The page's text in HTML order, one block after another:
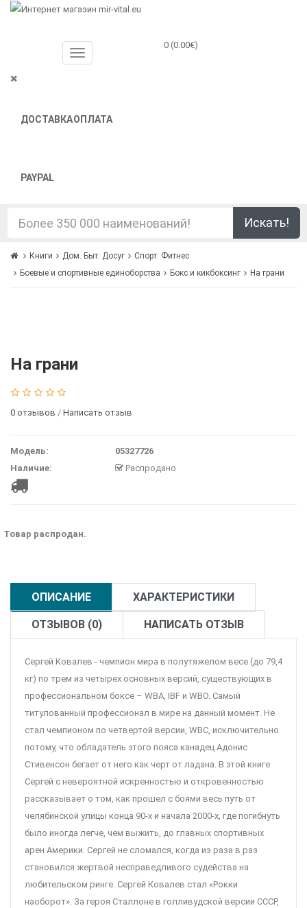
ДОСТАВКАОПЛАТА
PAYPAL
0 (0.00€)
Искать!
Книги Дом. Быт. Досуг
Спорт. Фитнес
Боевые и спортивные единоборства
Бокс и кикбоксинг На грани
На грани
0 отзывов / Написать отзыв
Модель:
05327726
Наличие:
Распродано
Товар распродан.
ОПИСАНИЕ ХАРАКТЕРИСТИКИ
ОТЗЫВОВ (0) НАПИСАТЬ ОТЗЫВ
Сергей Ковалев - чемпион мира в полутяжелом весе (до 79,4
кг) по трем из четырех основных версий, существующих в
профессиональном боксе – WBA, IBF и WBO. Самый
титулованный профессионал в мире на данный момент. Не
стал чемпионом по четвертой версии, WBC, исключительно
потому, что обладатель этого пояса канадец Адонис
Стивенсон бегает от него как черт от ладана. В этой книге
Сергей с невероятной искренностью и откровенностью
рассказывает о том, как прошел с боями весь путь от
челябинской улицы конца 90-х и начала 2000-х, где погибнуть
было иногда легче, чем выжить, до главных спортивных
арен Америки. Сергей не сломался, когда из раза в раз
становился жертвой несправедливого судейства на
любительском ринге. Сергей Ковалев стал «Рокки
наоборот». За героя Сталлоне в голливудской версии СССР,